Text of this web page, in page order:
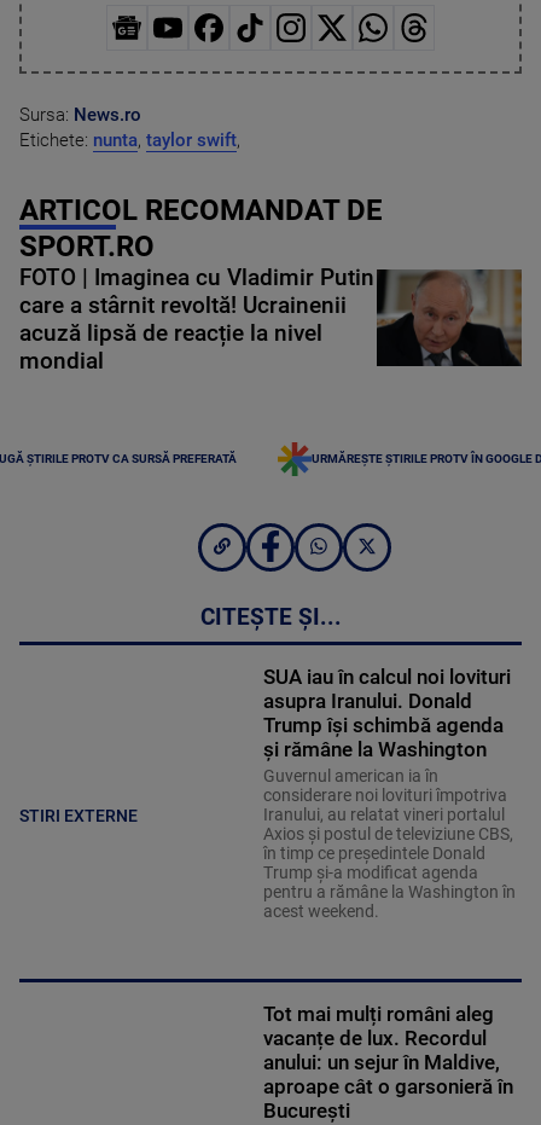
Sursa: News.ro
Etichete: nunta, taylor swift,
ARTICOL RECOMANDAT DE
SPORT.RO
FOTO | Imaginea cu Vladimir Putin
care a stârnit revoltă! Ucrainenii
acuză lipsă de reacție la nivel
mondial
ȘTIRILE PROTV CA SURSĂ PREFERATĂ URMĂREȘTE ȘTIRILE PROTV ÎN GOOGLE
CITEȘTE ȘI...
STIRI EXTERNE
SUA iau în calcul noi lovituri
asupra Iranului. Donald
Trump își schimbă agenda
și rămâne la Washington
Guvernul american ia în
considerare noi lovituri împotriva
Iranului, au relatat vineri portalul
Axios şi postul de televiziune CBS,
în timp ce preşedintele Donald
Trump şi-a modificat agenda
pentru a rămâne la Washington în
acest weekend.
Tot mai mulți români aleg
vacanțe de lux. Recordul
anului: un sejur în Maldive,
aproape cât o garsonieră în
București